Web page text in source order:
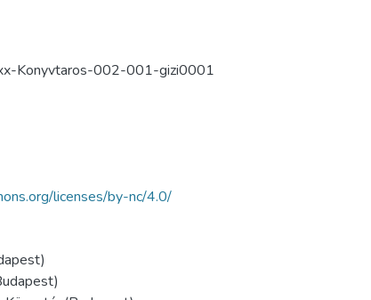
Konyvtaros-002-001-gizi0001
licenses/by-nc/4.0/